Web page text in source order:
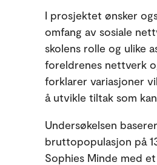
I prosjektet ønsker
omfang av sosiale
skolens rolle og ulike
foreldrenes nettverk
forklarer variasjoner
å utvikle tiltak som
Undersøkelsen
bruttopopulasjon på
Sophies Minde med